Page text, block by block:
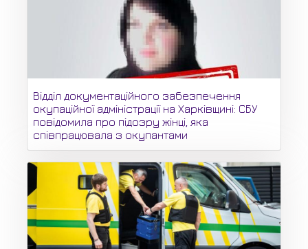
Відділ документаційного забезпечення
окупаційної адміністрації на Харківщині: СБУ
повідомила про підозру жінці, яка
співпрацювала з окупантами